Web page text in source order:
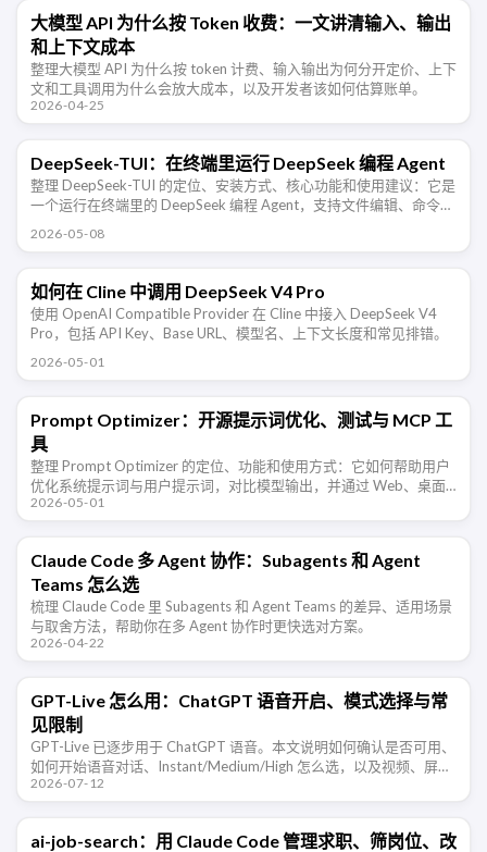
大模型 API 为什么按 Token 收费：一文讲清输入、输出
和上下文成本
整理大模型 API 为什么按 token 计费、输入输出为何分开定价、上下
文和工具调用为什么会放大成本，以及开发者该如何估算账单。
2026-04-25
DeepSeek-TUI：在终端里运行 DeepSeek 编程 Agent
整理 DeepSeek-TUI 的定位、安装方式、核心功能和使用建议：它是
一个运行在终端里的 DeepSeek 编程 Agent，支持文件编辑、命令执
2026-05-08
如何在 Cline 中调用 DeepSeek V4 Pro
使用 OpenAI Compatible Provider 在 Cline 中接入 DeepSeek V4
Pro，包括 API Key、Base URL、模型名、上下文长度和常见排错。
2026-05-01
Prompt Optimizer：开源提示词优化、测试与 MCP 工
具
整理 Prompt Optimizer 的定位、功能和使用方式：它如何帮助用户
优化系统提示词与用户提示词，对比模型输出，并通过 Web、桌面
端、Chrome 插件、Docker 和 MCP 接入不同工 …
2026-05-01
Claude Code 多 Agent 协作：Subagents 和 Agent
Teams 怎么选
梳理 Claude Code 里 Subagents 和 Agent Teams 的差异、适用场景
与取舍方法，帮助你在多 Agent 协作时更快选对方案。
2026-04-22
GPT-Live 怎么用：ChatGPT 语音开启、模式选择与常
见限制
GPT-Live 已逐步用于 ChatGPT 语音。本文说明如何确认是否可用、
如何开始语音对话、Instant/Medium/High 怎么选，以及视频、屏幕
共享和语言体验等限制。
2026-07-12
ai-job-search：用 Claude Code 管理求职、筛岗位、改